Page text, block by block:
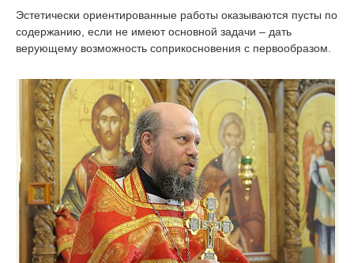
Эстетически ориентированные работы оказываются пусты по
содержанию, если не имеют основной задачи – дать
верующему возможность соприкосновения с первообразом.